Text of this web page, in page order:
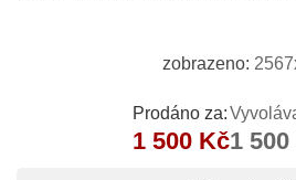
zobrazeno:
Prodáno za:
1 500 Kč1